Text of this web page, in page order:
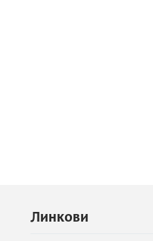
Линкови